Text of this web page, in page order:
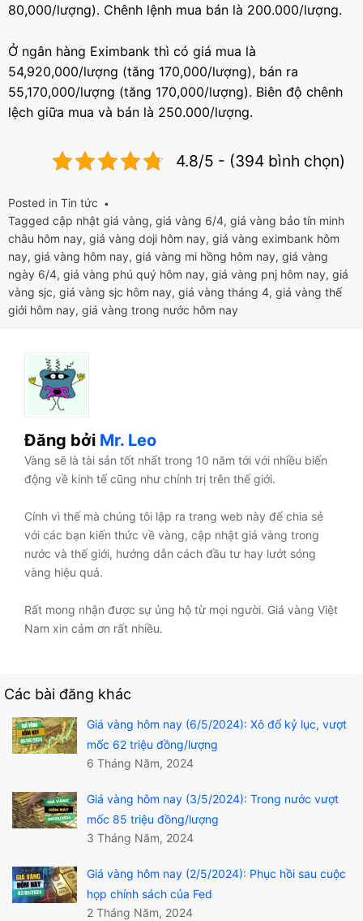
80,000/lượng). Chênh lệnh mua bán là 200.000/lượng.
Ở ngân hàng Eximbank thì có giá mua là
54,920,000/lượng (tăng 170,000/lượng), bán ra
55,170,000/lượng (tăng 170,000/lượng). Biên độ chênh
lệch giữa mua và bán là 250.000/lượng.
4.8/5 - (394 bình chọn)
Posted in Tin tức
Tagged cập nhật giá vàng, giá vàng 6/4, giá vàng bảo tín minh
châu hôm nay, giá vàng doji hôm nay, giá vàng eximbank hôm
nay, giá vàng hôm nay, giá vàng mi hồng hôm nay, giá vàng
ngày 6/4, giá vàng phú quý hôm nay, giá vàng pnj hôm nay, giá
vàng sjc, giá vàng sjc hôm nay, giá vàng tháng 4, giá vàng thế
giới hôm nay, giá vàng trong nước hôm nay
Đăng bởi Mr. Leo
Vàng sẽ là tài sản tốt nhất trong 10 năm tới với nhiều biến
động về kinh tế cũng như chính trị trên thế giới.
Cính vì thế mà chúng tôi lập ra trang web này để chia sẻ
với các bạn kiến thức về vàng, cập nhật giá vàng trong
nước và thế giới, hướng dẫn cách đầu tư hay lướt sóng
vàng hiệu quả.
Rất mong nhận được sự ủng hộ từ mọi người. Giá vàng Việt
Nam xin cảm ơn rất nhiều.
Các bài đăng khác
Giá vàng hôm nay (6/5/2024): Xô đổ kỷ lục, vượt
mốc 62 triệu đồng/lượng
6 Tháng Năm, 2024
Giá vàng hôm nay (3/5/2024): Trong nước vượt
mốc 85 triệu đồng/lượng
3 Tháng Năm, 2024
Giá vàng hôm nay (2/5/2024): Phục hồi sau cuộc
họp chính sách của Fed
2 Tháng Năm, 2024